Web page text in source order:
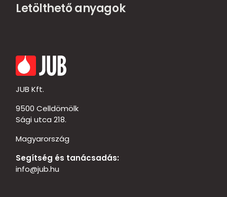
Letölthető anyagok
JUB Kft.
9500 Celldömölk
Sági utca 218.
Magyarország
Segítség és tanácsadás:
info@jub.hu